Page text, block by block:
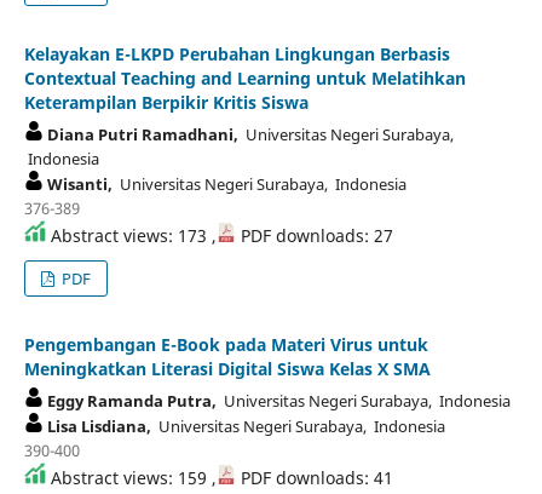
Kelayakan E-LKPD Perubahan Lingkungan Berbasis
Contextual Teaching and Learning untuk Melatihkan
Keterampilan Berpikir Kritis Siswa
Diana Putri Ramadhani, Universitas Negeri Surabaya,
Indonesia
Wisanti, Universitas Negeri Surabaya, Indonesia
376-389
Abstract views: 173 , PDF downloads: 27
PDF
Pengembangan E-Book pada Materi Virus untuk
Meningkatkan Literasi Digital Siswa Kelas X SMA
Eggy Ramanda Putra, Universitas Negeri Surabaya, Indonesia
Lisa Lisdiana, Universitas Negeri Surabaya, Indonesia
390-400
Abstract views: 159 , PDF downloads: 41